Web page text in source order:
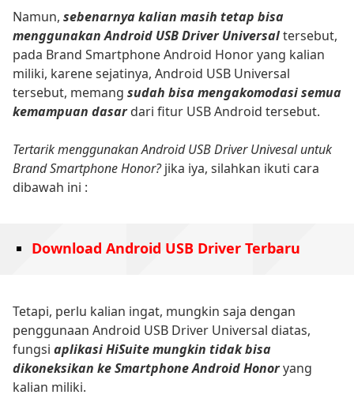
Namun, sebenarnya kalian masih tetap bisa
menggunakan Android USB Driver Universaltersebut,
pada Brand Smartphone Android Honor yang kalian
miliki, karene sejatinya, Android USB Universal
tersebut, memang sudah bisa mengakomodasi semua
kemampuan dasardari fitur USB Android tersebut.
Tertarik menggunakan Android USB Driver Univesal untuk
Brand Smartphone Honor?jika iya, silahkan ikuti cara
dibawah ini :
Download Android USB Driver Terbaru
Tetapi, perlu kalian ingat, mungkin saja dengan
penggunaan Android USB Driver Universal diatas,
fungsi aplikasi HiSuite mungkin tidak bisa
dikoneksikan ke Smartphone Android Honoryang
kalian miliki.